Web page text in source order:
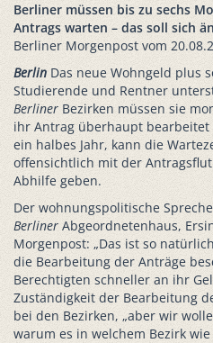
Berliner müssen bis zu sechs
Antrags warten – das soll sich
Berliner Morgenpost vom
Berlin Das neue Wohngeld plus
Studierende und Rentner
Berliner Bezirken müssen sie
ihr Antrag überhaupt bearbeitet
ein halbes Jahr, kann die
offensichtlich mit der
Abhilfe geben.
Der wohnungspolitische
Berliner Abgeordnetenhaus,
Morgenpost: „Das ist so
die Bearbeitung der Anträge
Berechtigten schneller an ihr
Zuständigkeit der Bearbeitung
bei den Bezirken, „aber wir
warum es in welchem Bezirk